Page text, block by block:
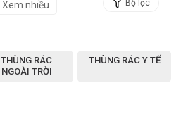
Xem nhiều Bộ lọc
THÙNG RÁC
NGOÀI TRỜI
THÙNG RÁC Y TẾ